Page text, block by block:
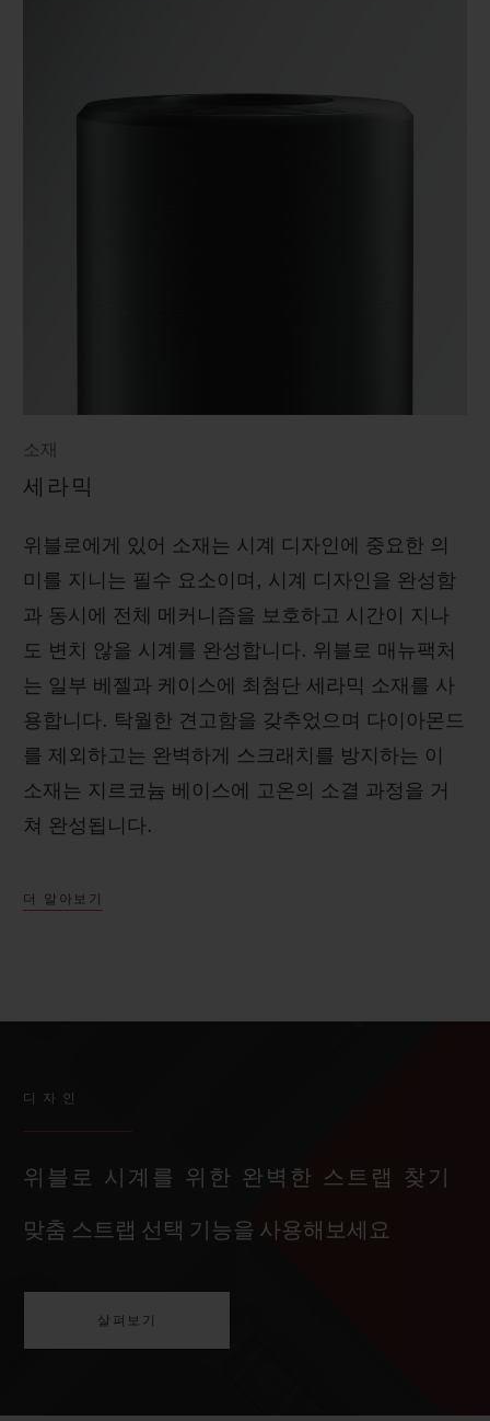
소재
세라믹
위블로에게 있어 소재는 시계 디자인에 중요한 의
미를 지니는 필수 요소이며, 시계 디자인을 완성함
과 동시에 전체 메커니즘을 보호하고 시간이 지나
도 변치 않을 시계를 완성합니다. 위블로 매뉴팩처
는 일부 베젤과 케이스에 최첨단 세라믹 소재를 사
용합니다. 탁월한 견고함을 갖추었으며 다이아몬드
를 제외하고는 완벽하게 스크래치를 방지하는 이
소재는 지르코늄 베이스에 고온의 소결 과정을 거
쳐 완성됩니다.
더 알아보기
디자인
위블로 시계를 위한 완벽한 스트랩 찾기
맞춤 스트랩 선택 기능을 사용해보세요
살펴보기